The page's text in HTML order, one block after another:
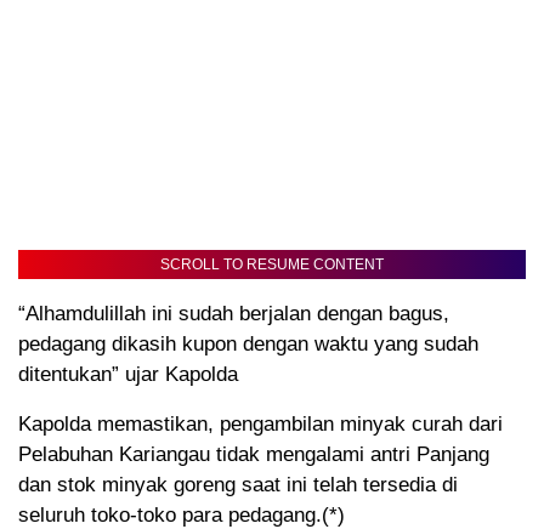
SCROLL TO RESUME CONTENT
“Alhamdulillah ini sudah berjalan dengan bagus,
pedagang dikasih kupon dengan waktu yang sudah
ditentukan” ujar Kapolda
Kapolda memastikan, pengambilan minyak curah dari
Pelabuhan Kariangau tidak mengalami antri Panjang
dan stok minyak goreng saat ini telah tersedia di
seluruh toko-toko para pedagang.(*)